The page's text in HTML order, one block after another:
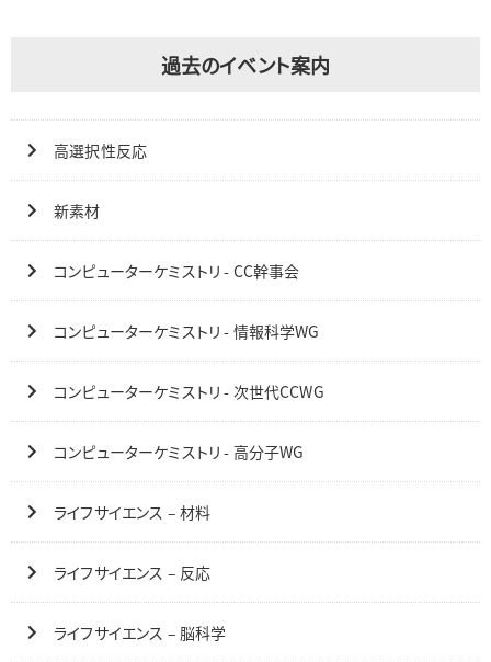
過去のイベント案内
高選択性反応
新素材
コンピューターケミストリ - CC幹事会
コンピューターケミストリ - 情報科学WG
コンピューターケミストリ - 次世代CCWG
コンピューターケミストリ - 高分子WG
ライフサイエンス – 材料
ライフサイエンス – 反応
ライフサイエンス – 脳科学